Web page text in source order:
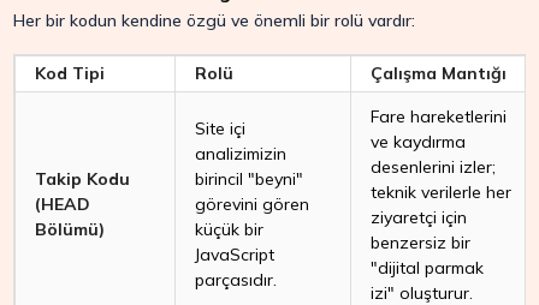
Her bir kodun kendine özgü ve önemli bir rolü vardır:
Kod Tipi Rolü Çalışma Mantığı
Takip Kodu
(HEAD
Bölümü)
Site içi
analizimizin
birincil "beyni"
görevini gören
küçük bir
JavaScript
parçasıdır.
Fare hareketlerini
ve kaydırma
desenlerini izler;
teknik verilerle her
ziyaretçi için
benzersiz bir
"dijital parmak
izi" oluşturur.